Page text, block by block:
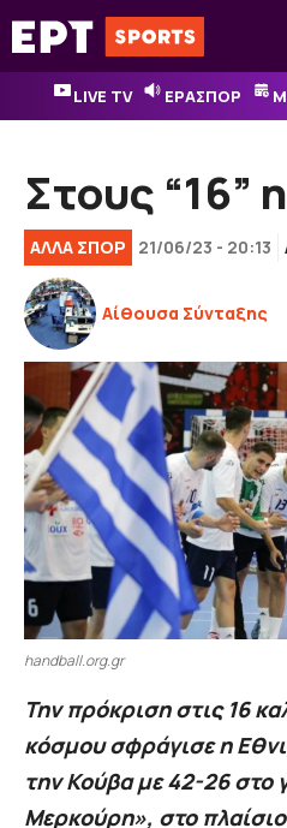
Μετάβαση
σε
περιεχόμενο
LIVE TV ΕΡΑΣΠΟΡ
Στους “16”
ΑΛΛΑ ΣΠΟΡ 21/06/23 - 20:13
Αίθουσα Σύνταξης
handball.org.gr
Την πρόκριση στις 16
κόσμου σφράγισε η
την Κούβα με 42-26 στο
Μερκούρη», στο